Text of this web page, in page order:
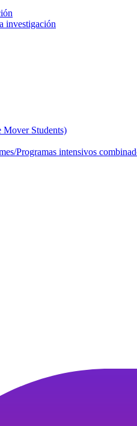
investigación
Mover Students)
Programas intensivos